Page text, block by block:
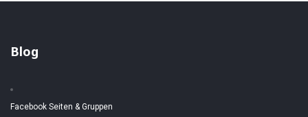
Blog
Facebook Seiten & Gruppen